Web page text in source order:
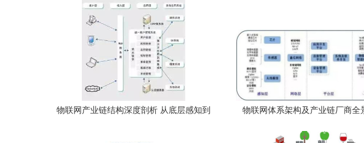
物联网产业链结构深度剖析 从底层感知到
物联网体系架构及产业链厂商全